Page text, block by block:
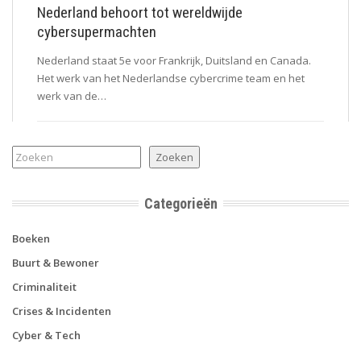
Nederland behoort tot wereldwijde
cybersupermachten
Nederland staat 5e voor Frankrijk, Duitsland en Canada.
Het werk van het Nederlandse cybercrime team en het
werk van de…
Zoeken Zoeken
Categorieën
Boeken
Buurt & Bewoner
Criminaliteit
Crises & Incidenten
Cyber & Tech